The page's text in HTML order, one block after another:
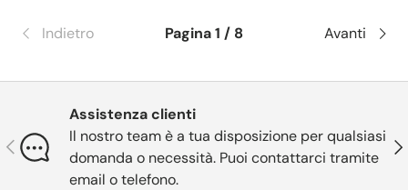
Indietro Pagina 1 / 8 Avanti
Indietro
Assistenza clienti
Il nostro team è a tua disposizione per qualsiasi
domanda o necessità. Puoi contattarci tramite
email o telefono.